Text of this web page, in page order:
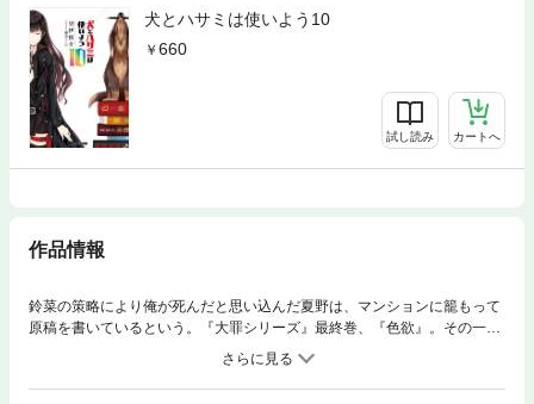
犬とハサミは使いよう10
660
試し読み カートへ
作品情報
鈴菜の策略により俺が死んだと思い込んだ夏野は、マンションに籠もって
原稿を書いているという。『大罪シリーズ』最終巻、『色欲』。その一冊
が読みたくて犬として生き返った俺、春海和人は、それを読むと未練を失
い、死んでしまうのか。読者を殺すその本を、夏野は――秋山忍は、書く
のだろうか。編集者・柊鈴菜の企みを乗り越えて、読者と作者が辿り着く